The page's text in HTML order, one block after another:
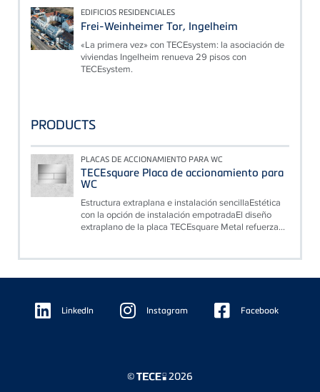
EDIFICIOS RESIDENCIALES
Frei-Weinheimer Tor, Ingelheim
«La primera vez» con TECEsystem: la asociación de
viviendas Ingelheim renueva 29 pisos con
TECEsystem.
PRODUCTS
PLACAS DE ACCIONAMIENTO PARA WC
TECEsquare Placa de accionamiento para
WC
Estructura extraplana e instalación sencillaEstética
con la opción de instalación empotradaEl diseño
extraplano de la placa TECEsquare Metal refuerza...
Floating
Sidebar LinkedIn Instagram Facebook
© 2026